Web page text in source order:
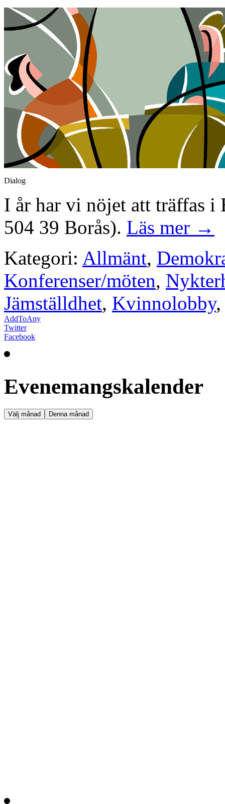
Dialog
I år har vi nöjet att träffas i
504 39 Borås). Läs mer →
Kategori: Allmänt,
Konferenser/möten,
Jämställdhet, Kvinnolobby
AddToAny
Twitter
Facebook
Evenemangskalender
Välj månad Denna månad